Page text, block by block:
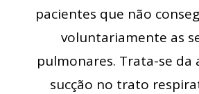
pacientes que não
voluntariamente as
pulmonares. Trata-se da
sucção no trato